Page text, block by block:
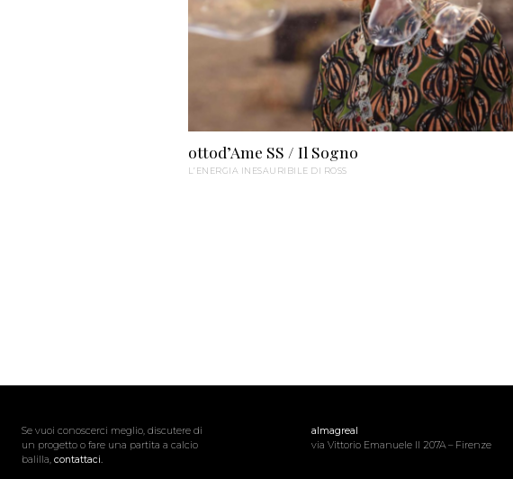
ottod’Ame SS / Il Sogno
L’ENERGIA INESAURIBILE DI ROSS
Se vuoi conoscerci meglio, discutere di
un progetto o fare una partita a calcio
balilla,contattaci.
almagreal
via Vittorio Emanuele II 207A – Firenze